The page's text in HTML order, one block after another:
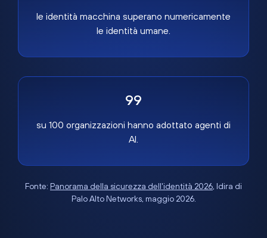
le identità macchina superano numericamente
le identità umane.
99
su 100 organizzazioni hanno adottato agenti di
AI.
Fonte: Panorama della sicurezza dell'identità 2026, Idira di
Palo Alto Networks, maggio 2026.